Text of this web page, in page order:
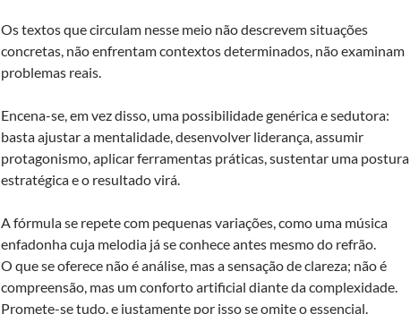
Os textos que circulam nesse meio não descrevem situações
concretas, não enfrentam contextos determinados, não examinam
problemas reais.
Encena-se, em vez disso, uma possibilidade genérica e sedutora:
basta ajustar a mentalidade, desenvolver liderança, assumir
protagonismo, aplicar ferramentas práticas, sustentar uma postura
estratégica e o resultado virá.
A fórmula se repete com pequenas variações, como uma música
enfadonha cuja melodia já se conhece antes mesmo do refrão.
O que se oferece não é análise, mas a sensação de clareza; não é
compreensão, mas um conforto artificial diante da complexidade.
Promete-se tudo, e justamente por isso se omite o essencial.